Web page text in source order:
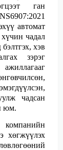
ган
автомат
чадал
хэв
зэрэг
чадсан
юм.
хөгжүүлэх